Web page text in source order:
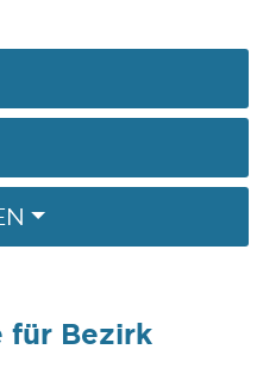
für Bezirk